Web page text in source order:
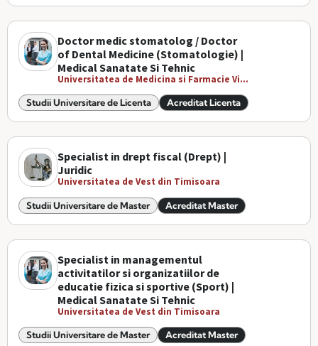
Doctor medic stomatolog / Doctor
of Dental Medicine (Stomatologie) |
Medical Sanatate Si Tehnic
Universitatea de Medicina si Farmacie Vi...
Studii Universitare de Licenta Acreditat Licenta
Specialist in drept fiscal (Drept) |
Juridic
Universitatea de Vest din Timisoara
Studii Universitare de Master Acreditat Master
Specialist in managementul
activitatilor si organizatiilor de
educatie fizica si sportive (Sport) |
Medical Sanatate Si Tehnic
Universitatea de Vest din Timisoara
Studii Universitare de Master Acreditat Master